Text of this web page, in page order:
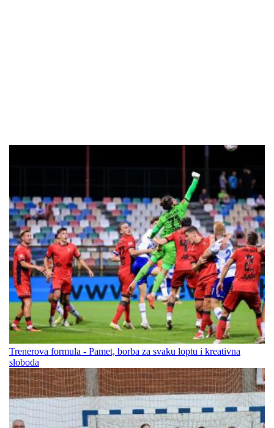
Trenerova formula - Pamet, borba za svaku loptu i kreativna
sloboda